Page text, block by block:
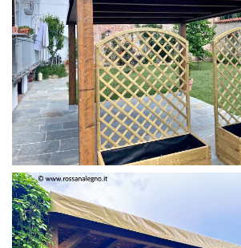
PERGOLA 4 X 3 COLOR MIRTO